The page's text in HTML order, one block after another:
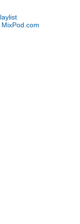
MixPod.com